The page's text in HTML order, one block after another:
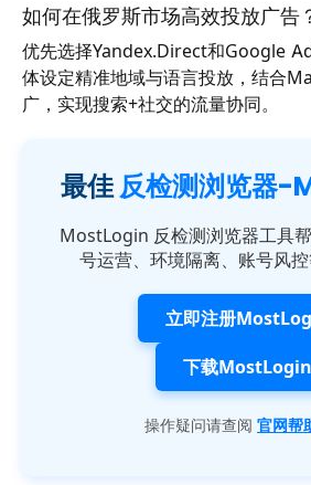
如何在俄罗斯市场高效投放广告
优先选择Yandex.Direct和Google
体设定精准地域与语言投放，结合
广，实现搜索+社交的流量协同。
最佳反检测浏览器-
MostLogin 反检测浏览器工具
号运营、环境隔离、账号风控
立即注册
下载MostLogin
操作疑问请查阅 官网帮